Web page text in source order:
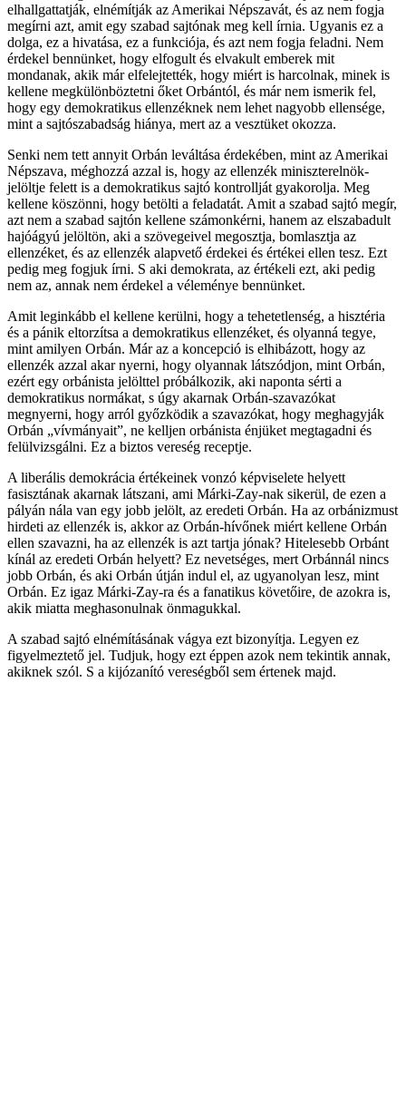
elhallgattatják, elnémítják az Amerikai Népszavát, és az nem fogja
megírni azt, amit egy szabad sajtónak meg kell írnia. Ugyanis ez a
dolga, ez a hivatása, ez a funkciója, és azt nem fogja feladni. Nem
érdekel bennünket, hogy elfogult és elvakult emberek mit
mondanak, akik már elfelejtették, hogy miért is harcolnak, minek is
kellene megkülönböztetni őket Orbántól, és már nem ismerik fel,
hogy egy demokratikus ellenzéknek nem lehet nagyobb ellensége,
mint a sajtószabadság hiánya, mert az a vesztüket okozza.
Senki nem tett annyit Orbán leváltása érdekében, mint az Amerikai
Népszava, méghozzá azzal is, hogy az ellenzék miniszterelnök-
jelöltje felett is a demokratikus sajtó kontrollját gyakorolja. Meg
kellene köszönni, hogy betölti a feladatát. Amit a szabad sajtó megír,
azt nem a szabad sajtón kellene számonkérni, hanem az elszabadult
hajóágyú jelöltön, aki a szövegeivel megosztja, bomlasztja az
ellenzéket, és az ellenzék alapvető érdekei és értékei ellen tesz. Ezt
pedig meg fogjuk írni. S aki demokrata, az értékeli ezt, aki pedig
nem az, annak nem érdekel a véleménye bennünket.
Amit leginkább el kellene kerülni, hogy a tehetetlenség, a hisztéria
és a pánik eltorzítsa a demokratikus ellenzéket, és olyanná tegye,
mint amilyen Orbán. Már az a koncepció is elhibázott, hogy az
ellenzék azzal akar nyerni, hogy olyannak látszódjon, mint Orbán,
ezért egy orbánista jelölttel próbálkozik, aki naponta sérti a
demokratikus normákat, s úgy akarnak Orbán-szavazókat
megnyerni, hogy arról győzködik a szavazókat, hogy meghagyják
Orbán „vívmányait”, ne kelljen orbánista énjüket megtagadni és
felülvizsgálni. Ez a biztos vereség receptje.
A liberális demokrácia értékeinek vonzó képviselete helyett
fasisztának akarnak látszani, ami Márki-Zay-nak sikerül, de ezen a
pályán nála van egy jobb jelölt, az eredeti Orbán. Ha az orbánizmust
hirdeti az ellenzék is, akkor az Orbán-hívőnek miért kellene Orbán
ellen szavazni, ha az ellenzék is azt tartja jónak? Hitelesebb Orbánt
kínál az eredeti Orbán helyett? Ez nevetséges, mert Orbánnál nincs
jobb Orbán, és aki Orbán útján indul el, az ugyanolyan lesz, mint
Orbán. Ez igaz Márki-Zay-ra és a fanatikus követőire, de azokra is,
akik miatta meghasonulnak önmagukkal.
A szabad sajtó elnémításának vágya ezt bizonyítja. Legyen ez
figyelmeztető jel. Tudjuk, hogy ezt éppen azok nem tekintik annak,
akiknek szól. S a kijózanító vereségből sem értenek majd.